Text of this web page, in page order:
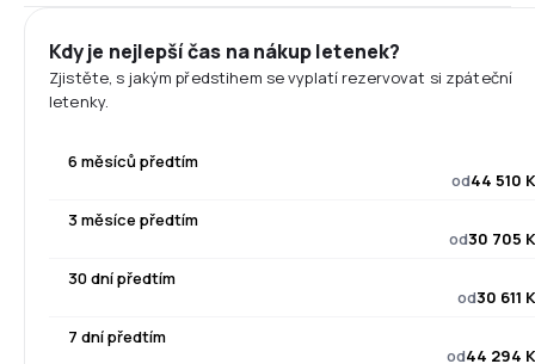
Kdy je nejlepší čas na nákup letenek?
Zjistěte, s jakým předstihem se vyplatí rezervovat si zpáteční
letenky.
6 měsíců předtím
od44 510
3 měsíce předtím
od30 705
30 dní předtím
od30 611
7 dní předtím
od44 294